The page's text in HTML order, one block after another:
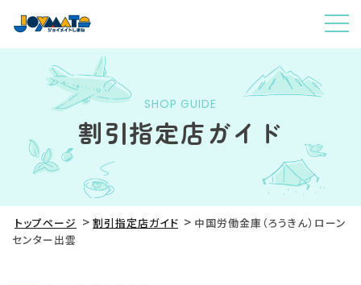
SHOP GUIDE
割引指定店ガイド
トップページ 割引指定店ガイド
中国労働金庫（ろうきん）ローン
センター出雲